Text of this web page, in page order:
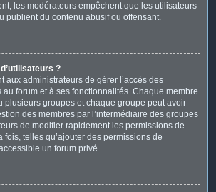
les modérateurs empêchent que les utilisateurs
publient du contenu abusif ou offensant.
?
aux administrateurs de gérer l’accès des
au forum et à ses fonctionnalités. Chaque membre
plusieurs groupes et chaque groupe peut avoir
des membres par l’intermédiaire des groupes
de modifier rapidement les permissions de
fois, telles qu’ajouter des permissions de
un forum privé.